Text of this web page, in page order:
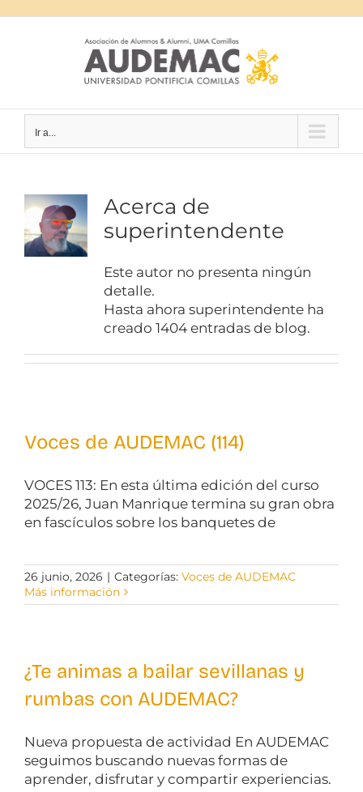
Ir a...
Acerca de
superintendente
Este autor no presenta ningún
detalle.
Hasta ahora superintendente ha
creado 1404 entradas de blog.
Voces de AUDEMAC (114)
VOCES 113: En esta última edición del curso
2025/26, Juan Manrique termina su gran obra
en fascículos sobre los banquetes de
26 junio, 2026 | Categorías: Voces de AUDEMAC
Más información
¿Te animas a bailar sevillanas y
rumbas con AUDEMAC?
Nueva propuesta de actividad En AUDEMAC
seguimos buscando nuevas formas de
aprender, disfrutar y compartir experiencias.